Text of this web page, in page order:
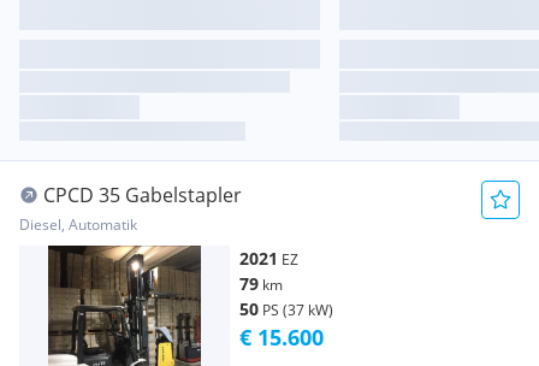
CPCD 35 Gabelstapler
Diesel, Automatik
2021 EZ
79 km
50 PS (37 kW)
€ 15.600